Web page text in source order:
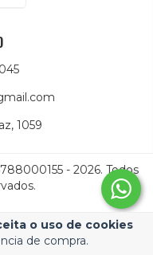
o uso de cookies
de compra.
1059
- 2026. Todos